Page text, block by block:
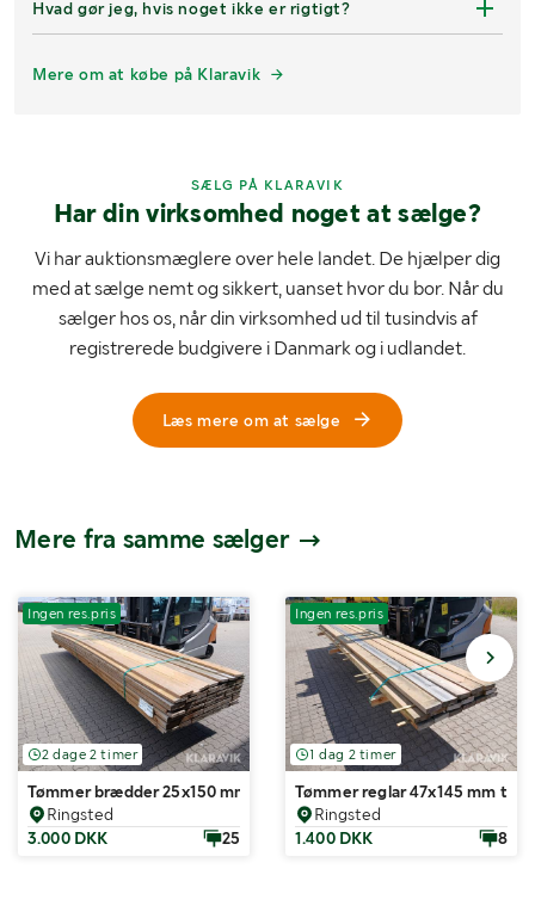
Hvad gør jeg, hvis noget ikke er rigtigt?
Mere om at købe på Klaravik
SÆLG PÅ KLARAVIK
Har din virksomhed noget at sælge?
Vi har auktionsmæglere over hele landet. De hjælper dig
med at sælge nemt og sikkert, uanset hvor du bor. Når du
sælger hos os, når din virksomhed ud til tusindvis af
registrerede budgivere i Danmark og i udlandet.
Læs mere om at sælge
Mere fra samme sælger
Ingen res.pris
2 dage 2 timer
Tømmer brædder 25x150 mm trykimprægneret 79 styk 540 cm
Ringsted
3.000 DKK
25
Ingen res.pris
1 dag 2 timer
Tømmer reglar 47x145 mm
Ringsted
1.400 DKK
8